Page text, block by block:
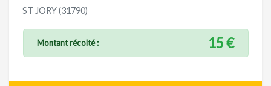
ST JORY (31790)
Montant récolté : 15 €